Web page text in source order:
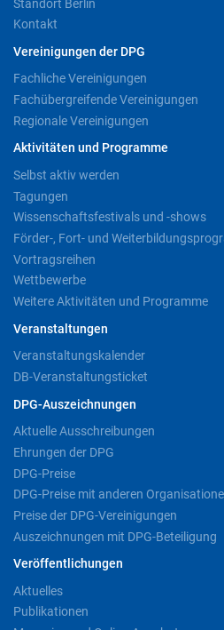
Standort Berlin
Kontakt
Vereinigungen der DPG
Fachliche Vereinigungen
Fachübergreifende Vereinigungen
Regionale Vereinigungen
Aktivitäten und Programme
Selbst aktiv werden
Tagungen
Wissenschaftsfestivals und -shows
Förder-, Fort- und
Vortragsreihen
Wettbewerbe
Weitere Aktivitäten und Programme
Veranstaltungen
Veranstaltungskalender
DB-Veranstaltungsticket
DPG-Auszeichnungen
Aktuelle Ausschreibungen
Ehrungen der DPG
DPG-Preise
DPG-Preise mit anderen
Preise der DPG-Vereinigungen
Auszeichnungen mit DPG-Beteiligung
Veröffentlichungen
Aktuelles
Publikationen